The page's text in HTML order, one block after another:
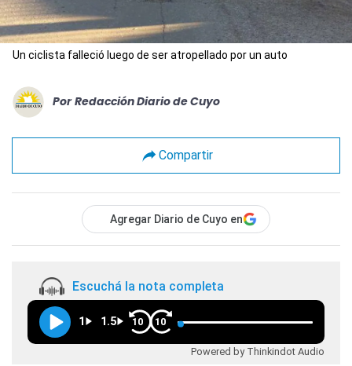
Un ciclista falleció luego de ser atropellado por un auto
Por Redacción Diario de Cuyo
Compartir
Agregar Diario de Cuyo en
Escuchá la nota completa
1 1.5 10 10
Powered by Thinkindot Audio